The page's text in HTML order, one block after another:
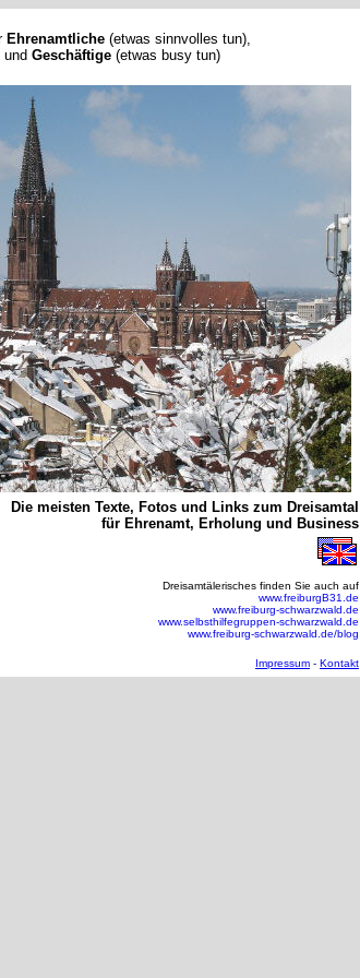
Ehrenamtliche (etwas sinnvolles tun),
und Geschäftige (etwas busy tun)
Die meisten Texte, Fotos und Links zum Dreisamtal
für Ehrenamt, Erholung und Business
Dreisamtälerisches finden Sie auch auf
www.freiburgB31.de
www.freiburg-schwarzwald.de
www.selbsthilfegruppen-schwarzwald.de
www.freiburg-schwarzwald.de/blog
Impressum - Kontakt